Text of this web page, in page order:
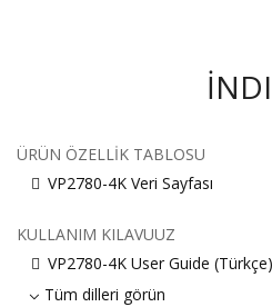
ÜRÜN ÖZELLIK TABLOSU
VP2780-4K Veri Sayfası
KULLANIM KILAVUUZ
VP2780-4K User Guide (Türkçe)
Tüm dilleri görün